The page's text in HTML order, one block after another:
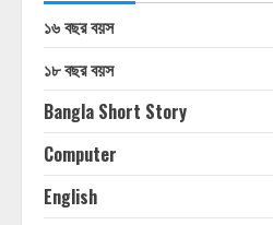
১৬ বছর বয়স
১৮ বছর বয়স
Bangla Short Story
Computer
English